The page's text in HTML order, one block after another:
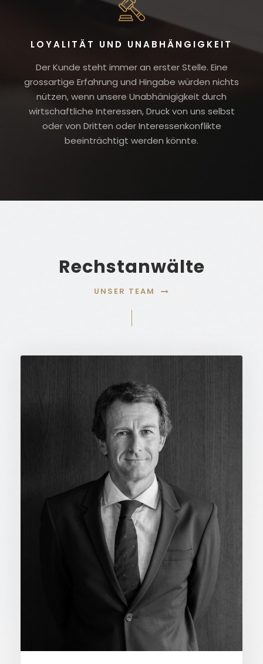
LOYALITÄT UND UNABHÄNGIGKEIT
Der Kunde steht immer an erster Stelle. Eine
grossartige Erfahrung und Hingabe würden nichts
nützen, wenn unsere Unabhänigigkeit durch
wirtschaftliche Interessen, Druck von uns selbst
oder von Dritten oder Interessenkonflikte
beeinträchtigt werden könnte.
Rechstanwälte
UNSER TEAM